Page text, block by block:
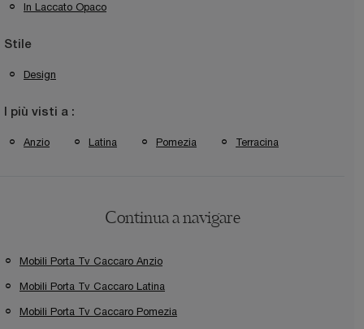
In Laccato Opaco
Stile
Design
I più visti a :
Anzio Latina Pomezia Terracina
Continua a navigare
Mobili Porta Tv Caccaro Anzio
Mobili Porta Tv Caccaro Latina
Mobili Porta Tv Caccaro Pomezia